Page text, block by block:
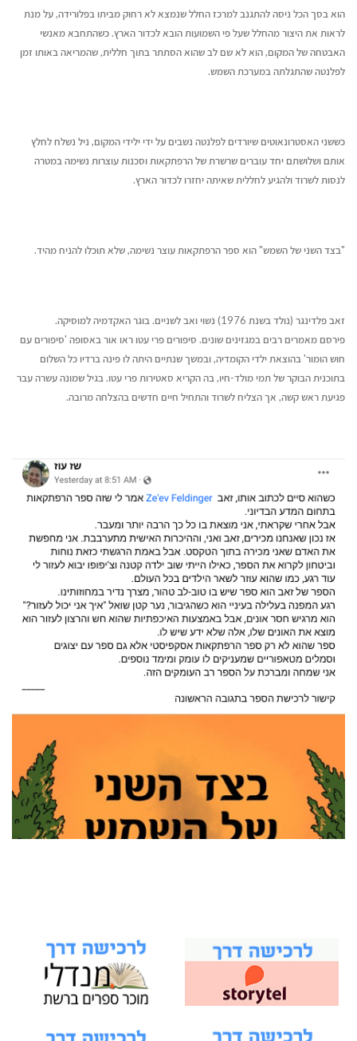
הוא בסך הכל ניסה להתגנב למרכז החלל שנמצא לא רחוק מביתו בפלורידה, על מנת
לראות את היצור מהחלל שעל פי השמועות הובא לכדור הארץ. כשהתחבא מאנשי
האבטחה של המקום, הוא לא שם לב שהוא הסתתר בתוך חללית, שהמריאה באותו זמן
לפלנטה שהתגלתה במערכת השמש.
כששני האסטרונאוטים שיורדים לפלנטה נשבים על ידי ילידי המקום, ניל נשלח לחלץ
אותם ושלושתם יחד עוברים שרשרת של הרפתקאות וסכנות עוצרות נשימה במטרה
לנסות לשרוד ולהגיע לחללית שאיתה יחזרו לכדור הארץ.
"בצד השני של השמש" הוא ספר הרפתקאות עוצר נשימה, שלא תוכלו להניח מהיד.
זאב פלדינגר (נולד בשנת 1976) נשוי ואב לשניים. בוגר האקדמיה למוסיקה.
פירסם מאמרים רבים במגזינים שונים. סיפורים פרי עטו ראו אור באסופה 'סיפורים עם
חוש הומור' בהוצאת ילדי הקומדיה, ובמשך שנתיים היתה לו פינה ברדיו כל השלום
בתוכנית הבוקר של תמי מולד-חיו, בה הקריא סאטירות פרי עטו. בגיל שמונה עשרה עבר
פגיעת ראש קשה, אך הצליח לשרוד והתחיל חיים חדשים בהצלחה מרובה.